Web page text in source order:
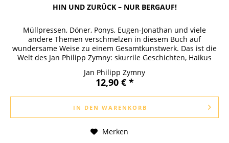
HIN UND ZURÜCK – NUR BERGAUF!
Müllpressen, Döner, Ponys, Eugen-Jonathan und viele
andere Themen verschmelzen in diesem Buch auf
wundersame Weise zu einem Gesamtkunstwerk. Das ist die
Welt des Jan Philipp Zymny: skurrile Geschichten, Haikus
Jan Philipp Zymny
12,90 € *
IN DEN WARENKORB
Merken